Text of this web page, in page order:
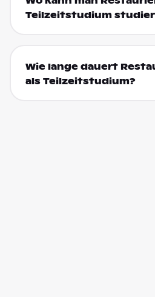
Teilzeitstudium
Wie lange dauert
als Teilzeitstudium?